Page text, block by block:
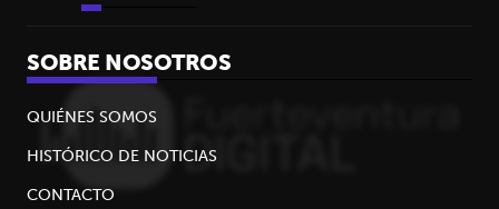
SOBRE NOSOTROS
QUIÉNES SOMOS
HISTÓRICO DE NOTICIAS
CONTACTO